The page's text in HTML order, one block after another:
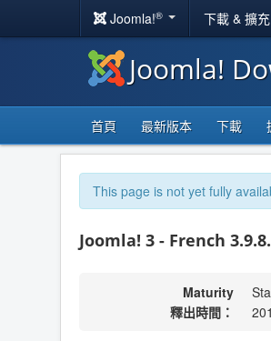
Joomla!® 下載 & 擴充
Joomla!
首頁 最新版本 下載
This page is not yet fully
Joomla! 3 - French
Maturity
釋出時間：